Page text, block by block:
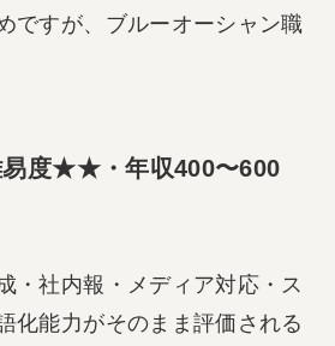
ですが、ブルーオーシャン職
易度★★・年収400〜600
・社内報・メディア対応・ス
化能力がそのまま評価される